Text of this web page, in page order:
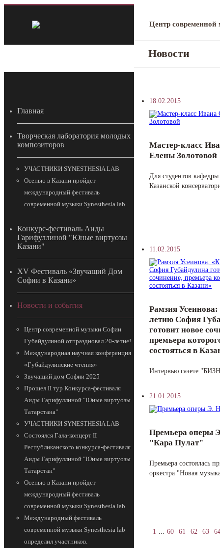
Главная
Творческая лаборатория молодых
композиторов
УЧАСТНИКИ SYNESTHESIA LAB
Осенью в Казани пройдет
международный фестиваль
современной музыки Synesthesia lab.
Конкурс-фестиваль Аиды
Гарифуллиной "Юные виртуозы
Казани"
ХV Фестиваль «Звучащий Дом
Софии в Казани»
Новости и события
Центр современной музыки Софии
Губайдулиной отпраздновал 20-летие!
Международная научная конференция
«Губайдулинские чтения»
Звучащий дом Софии 2025
Прошел II тур Конкурса-фестиваля
Аиды Гарифуллиной "Юные виртуозы
Татарстана"
УЧАСТНИКИ SYNESTHESIA LAB
Состоялся Гала-концерт II
Республиканского конкурса-фестиваля
Аиды Гарифуллиной "Юные виртуозы
Татарстан"
Осенью в Казани пройдет
международный фестиваль
современной музыки Synesthesia lab.
Международный фестиваль
современной музыки Synesthesia lab
определил участников.
Центр
Новости
18.02.2015
Мастер-класс
Елены Золотовой
Для студентов
Казанской
11.02.2015
Рамзия
летию София
готовит новое
премьера
состояться в
Интервью газете
21.01.2015
Премьера оперы
"Кара Пулат"
Премьера состоялась
оркестра "Новая
1 60 61 62 63